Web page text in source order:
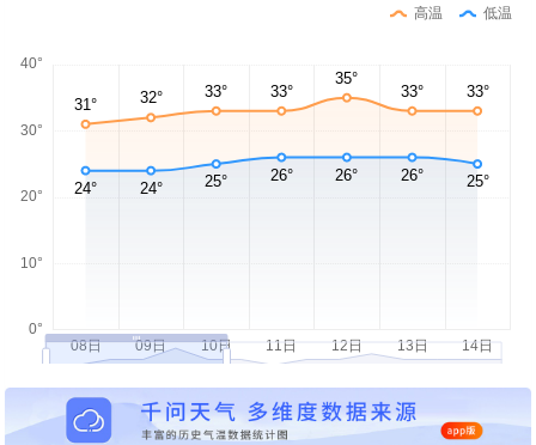
高温 低温